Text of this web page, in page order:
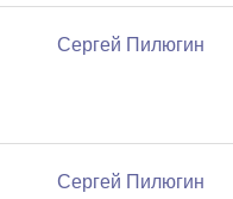
Сергей Пилюгин
Сергей Пилюгин